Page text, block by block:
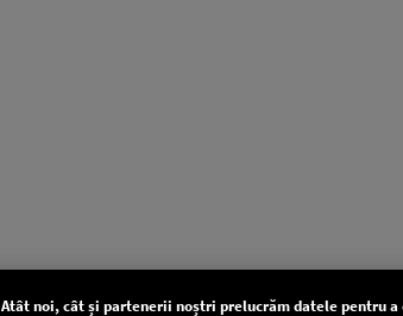
Atât noi, cât și partenerii noștri prelucrăm datele pentru a